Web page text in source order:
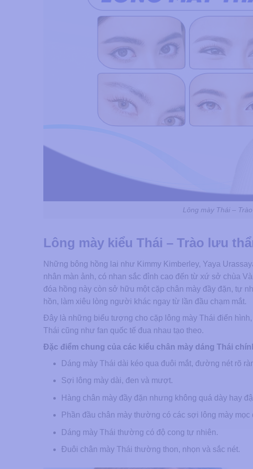
Lông mày Thái –
Lông mày kiểu Thái – Trào lưu
Những bông hồng lai như Kimmy Kimberley, Yaya
nhân màn ảnh, có nhan sắc đỉnh cao đến từ xứ sở chùa
đóa hồng này còn sở hữu một cặp chân mày đầy đặn, tự
hồn, làm xiêu lòng người khác ngay từ lần đầu chạm mắt.
Đây là những biểu tượng cho cặp lông mày Thái điển
Thái cũng như fan quốc tế đua nhau tạo theo.
Đặc điểm chung của các kiểu chân mày dáng Thái
Dáng mày Thái dài kéo qua đuôi mắt, đường nét rõ
Sợi lông mày dài, đen và mượt.
Hàng chân mày đầy đặn nhưng không quá dày hay
Phần đầu chân mày thường có các sợi lông mày mọc
Dáng mày Thái thường có độ cong tự nhiên.
Đuôi chân mày Thái thường thon, nhọn và sắc nét.